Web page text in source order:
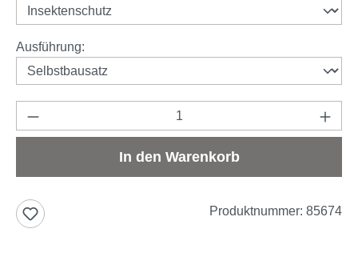
Ausführungauswählen
:
Produkt Anzahl: Gib den gewünschten
In den Warenkorb
Produktnummer: 85674